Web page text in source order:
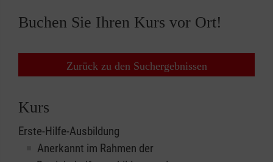
Buchen Sie Ihren Kurs vor Ort!
Zurück zu den Suchergebnissen
Kurs
Erste-Hilfe-Ausbildung
Anerkannt im Rahmen der